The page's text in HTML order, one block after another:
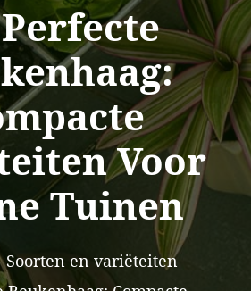
Voor
Tuinen
Soorten en variëteiten